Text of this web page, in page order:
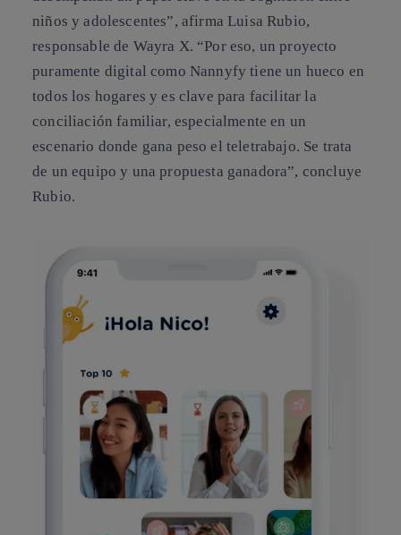
niños y adolescentes”, afirma Luisa Rubio,
responsable de Wayra X. “Por eso, un proyecto
puramente digital como Nannyfy tiene un hueco en
todos los hogares y es clave para facilitar la
conciliación familiar, especialmente en un
escenario donde gana peso el teletrabajo. Se trata
de un equipo y una propuesta ganadora”, concluye
Rubio.